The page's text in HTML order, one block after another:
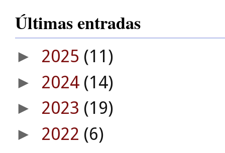
Últimas entradas
► 2025 (11)
► 2024 (14)
► 2023 (19)
► 2022 (6)